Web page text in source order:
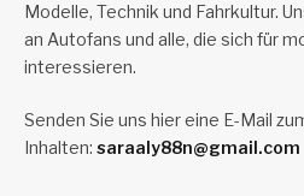
Modelle, Technik und Fahrkultur.
an Autofans und alle, die sich für
interessieren.
Senden Sie uns hier eine E-Mail
Inhalten: saraaly88n@gmail.com